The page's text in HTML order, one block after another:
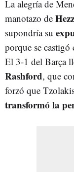
La alegría de
manotazo de
supondría su
porque se
El 3-1 del Barça
Rashford, que
forzó que
transformó la